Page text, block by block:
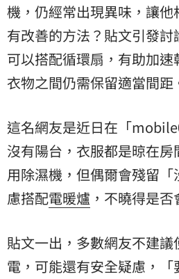
機，仍經常出現異味，讓
有改善的方法？貼文引發討
可以搭配循環扇，有助加
衣物之間仍需保留適當間距
這名網友是近日在「
沒有陽台，衣服都是晾在
用除濕機，但偶爾會殘留
慮搭配電暖爐 ，不曉得是
貼文一出，多數網友不建
電，可能還有安全疑慮，